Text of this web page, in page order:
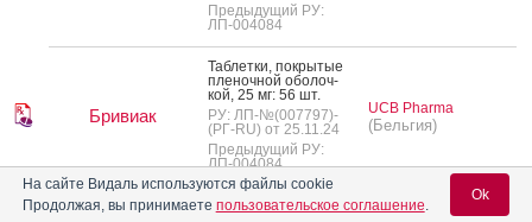
Предыдущий РУ:
ЛП-004084
Бривиак
Таб­летки, пок­ры­тые
пле­ноч­ной обо­лоч­
кой, 25 мг: 56 шт.
РУ: ЛП-№(007797)-
(РГ-RU) от 25.11.24
Предыдущий РУ:
ЛП-004084
UCB Pharma
(Бельгия)
Таб­летки, пок­ры­тые
На сайте Видаль используются файлы cookie
Продолжая, вы принимаете пользовательское соглашение.
Ok